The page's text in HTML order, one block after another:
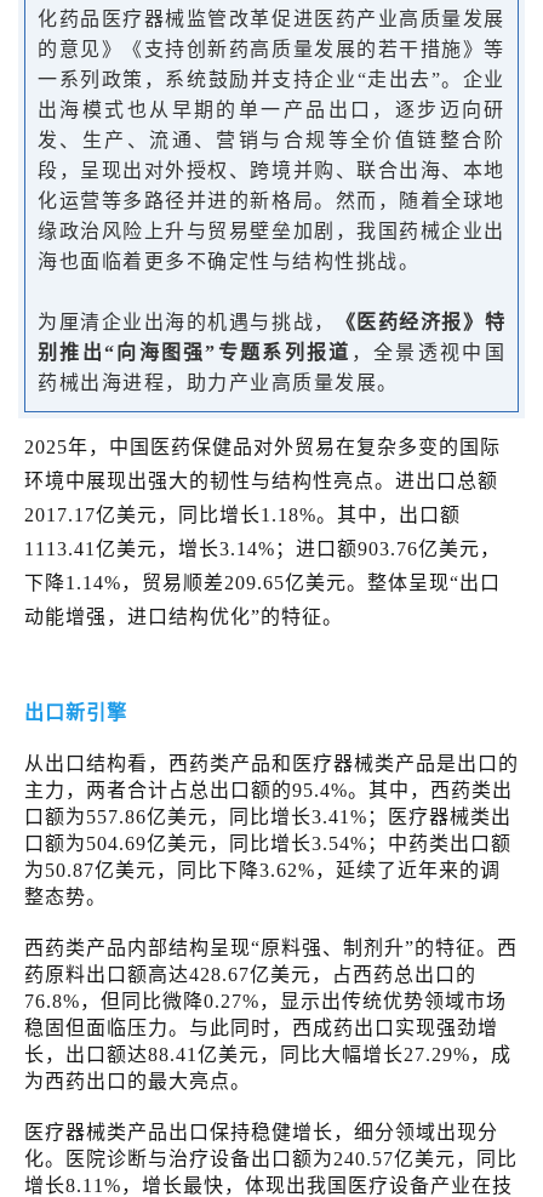
化药品医疗器械监管改革促进医药产业高质量发展
的意见》《支持创新药高质量发展的若干措施》等
一系列政策，系统鼓励并支持企业“走出去”。企业
出海模式也从早期的单一产品出口，逐步迈向研
发、生产、流通、营销与合规等全价值链整合阶
段，呈现出对外授权、跨境并购、联合出海、本地
化运营等多路径并进的新格局。然而，随着全球地
缘政治风险上升与贸易壁垒加剧，我国药械企业出
海也面临着更多不确定性与结构性挑战。
为厘清企业出海的机遇与挑战，
《医药经济报》特
别推出“向海图强”专题系列报道 ，全景透视中国
药械出海进程，助力产业高质量发展。
2025年，中国医药保健品对外贸易在复杂多变的国际
环境中展现出强大的韧性与结构性亮点。进出口总额
2017.17亿美元，同比增长1.18%。其中，出口额
1113.41亿美元，增长3.14%；进口额903.76亿美元，
下降1.14%，贸易顺差209.65亿美元。整体呈现“出口
动能增强，进口结构优化”的特征。
出口新引擎
从出口结构看，西药类产品和医疗器械类产品是出口的
主力，两者合计占总出口额的95.4%。其中，西药类出
口额为557.86亿美元，同比增长3.41%；医疗器械类出
口额为504.69亿美元，同比增长3.54%；中药类出口额
为50.87亿美元，同比下降3.62%，延续了近年来的调
整态势。
西药类产品内部结构呈现“原料强、制剂升”的特征。西
药原料出口额高达428.67亿美元，占西药总出口的
76.8%，但同比微降0.27%，显示出传统优势领域市场
稳固但面临压力。与此同时，西成药出口实现强劲增
长，出口额达88.41亿美元，同比大幅增长27.29%，成
为西药出口的最大亮点。
医疗器械类产品出口保持稳健增长，细分领域出现分
化。医院诊断与治疗设备出口额为240.57亿美元，同比
增长8.11%，增长最快，体现出我国医疗设备产业在技